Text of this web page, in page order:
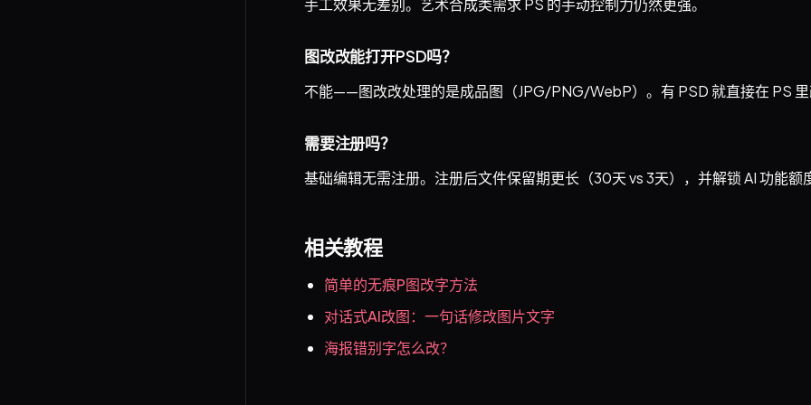
手工效果无差别。艺术合成类需求 PS 的手动控制力仍然更强。
图改改能打开PSD吗？
不能——图改改处理的是成品图（JPG/PNG/WebP）。有 PSD 就直接在 PS 里
需要注册吗？
基础编辑无需注册。注册后文件保留期更长（30天 vs 3天），并解锁 AI 功能额
相关教程
简单的无痕P图改字方法
对话式AI改图：一句话修改图片文字
海报错别字怎么改？